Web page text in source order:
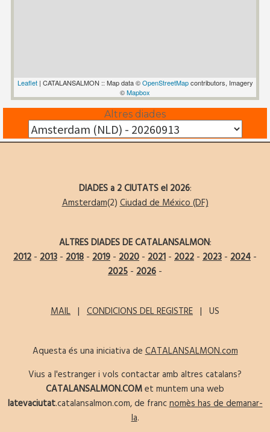
Leaflet| CATALANSALMON :: Map data ©OpenStreetMapcontributors, Imagery
©Mapbox
Altres diades
DIADES a 2 CIUTATS el 2026:
Amsterdam(2)Ciudad de México (DF)
ALTRES DIADES DE CATALANSALMON:
2012 - 2013 - 2018 - 2019 - 2020 - 2021 - 2022 - 2023 - 2024 -
2025 - 2026 -
MAIL | CONDICIONS DEL REGISTRE | US
Aquesta és una iniciativa deCATALANSALMON.com
Vius a l'estranger i vols contactar amb altres catalans?
CATALANSALMON.COMet muntem una web
latevaciutat.catalansalmon.com, de francnomès has de demanar-
la.